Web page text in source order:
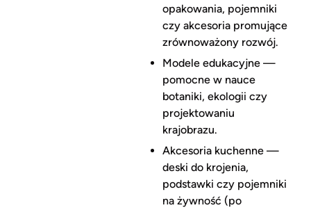
opakowania, pojemniki
czy akcesoria promujące
zrównoważony rozwój.
Modele edukacyjne —
pomocne w nauce
botaniki, ekologii czy
projektowaniu
krajobrazu.
Akcesoria kuchenne —
deski do krojenia,
podstawki czy pojemniki
na żywność (po